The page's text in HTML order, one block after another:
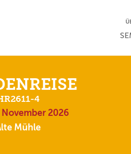
4
November 2026
Mühle